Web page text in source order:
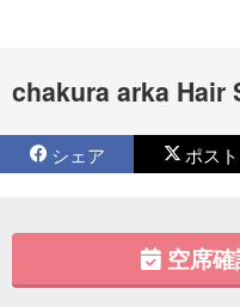
chakura arka Hair
シェア ポスト
空席